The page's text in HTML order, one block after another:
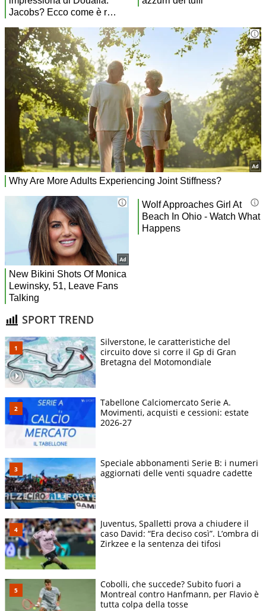
SPORT TREND
Silverstone, le caratteristiche del
circuito dove si corre il Gp di Gran
Bretagna del Motomondiale
Tabellone Calciomercato Serie A.
Movimenti, acquisti e cessioni: estate
2026-27
Speciale abbonamenti Serie B: i numeri
aggiornati delle venti squadre cadette
Juventus, Spalletti prova a chiudere il
caso David: “Era deciso così”. L’ombra di
Zirkzee e la sentenza dei tifosi
Cobolli, che succede? Subito fuori a
Montreal contro Hanfmann, per Flavio è
tutta colpa della tosse